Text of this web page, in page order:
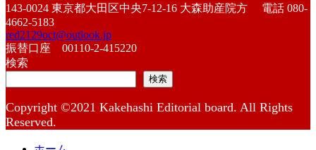
143-0024 東京都大田区中央7-12-16 大森助産院方 電話 080-
4662-5183
red2129oct@outlook.jp
振替口座 00110-2-415220
検索
検索
Copyright ©2021 Kakehashi Editorial board. All Rights
Reserved.